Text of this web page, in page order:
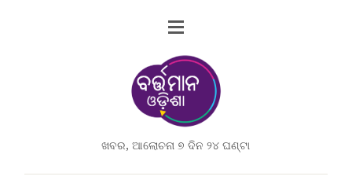
ଖବର, ଆଲୋଚନା ୭ ଦିନ ୨୪ ଘଣ୍ଟା